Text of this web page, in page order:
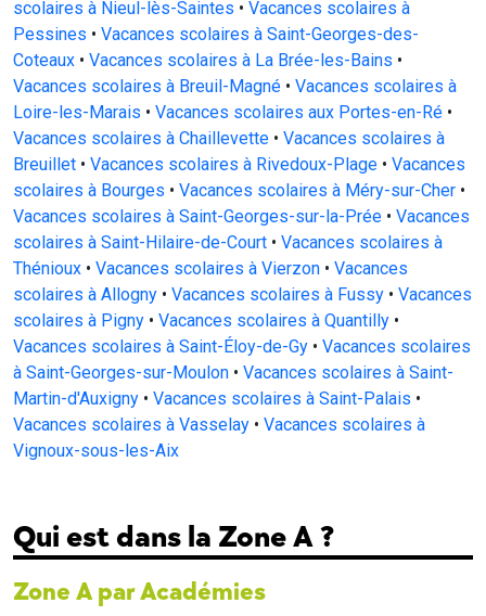
scolaires à Nieul-lès-Saintes • Vacances scolaires à
Pessines • Vacances scolaires à Saint-Georges-des-
Coteaux • Vacances scolaires à La Brée-les-Bains •
Vacances scolaires à Breuil-Magné • Vacances scolaires à
Loire-les-Marais • Vacances scolaires aux Portes-en-Ré •
Vacances scolaires à Chaillevette • Vacances scolaires à
Breuillet • Vacances scolaires à Rivedoux-Plage • Vacances
scolaires à Bourges • Vacances scolaires à Méry-sur-Cher •
Vacances scolaires à Saint-Georges-sur-la-Prée • Vacances
scolaires à Saint-Hilaire-de-Court • Vacances scolaires à
Thénioux • Vacances scolaires à Vierzon • Vacances
scolaires à Allogny • Vacances scolaires à Fussy • Vacances
scolaires à Pigny • Vacances scolaires à Quantilly •
Vacances scolaires à Saint-Éloy-de-Gy • Vacances scolaires
à Saint-Georges-sur-Moulon • Vacances scolaires à Saint-
Martin-d'Auxigny • Vacances scolaires à Saint-Palais •
Vacances scolaires à Vasselay • Vacances scolaires à
Vignoux-sous-les-Aix
Qui est dans la Zone A ?
Zone A par Académies